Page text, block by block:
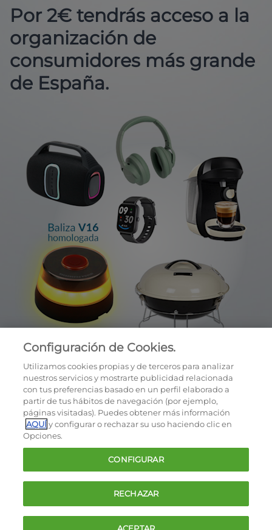
Por 2€ tendrás acceso a la
organización de
consumidores más grande
de España.
Cookies
Política de privacidad
Términos y condiciones de la oferta
Contacto
FAQ
Configuración de Cookies.
Utilizamos cookies propias y de terceros para analizar
nuestros servicios y mostrarte publicidad relacionada
con tus preferencias basado en un perfil elaborado a
partir de tus hábitos de navegación (por ejemplo,
páginas visitadas). Puedes obtener más información
AQUÍy configurar o rechazar su uso haciendo clic en
Opciones.
CONFIGURAR
RECHAZAR